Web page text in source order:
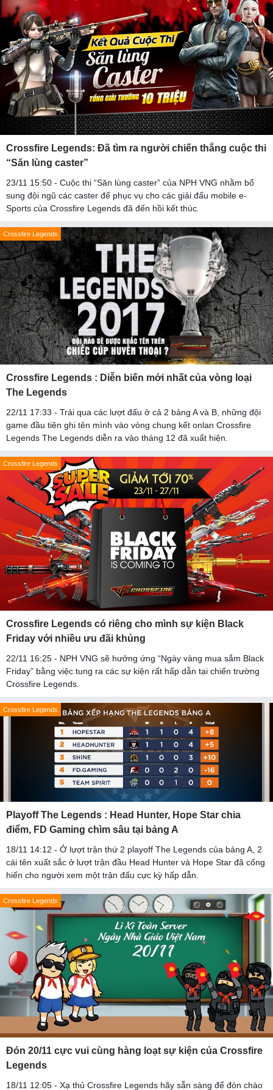
Crossfire Legends: Đã tìm ra người chiến thắng cuộc thi
“Săn lùng caster”
23/11 15:50 - Cuộc thi “Săn lùng caster” của NPH VNG nhằm bổ
sung đội ngũ các caster để phục vụ cho các giải đấu mobile e-
Sports của Crossfire Legends đã đến hồi kết thúc.
Crossfire Legends
Crossfire Legends : Diễn biến mới nhất của vòng loại
The Legends
22/11 17:33 - Trải qua các lượt đấu ở cả 2 bảng A và B, những đội
game đầu tiên ghi tên mình vào vòng chung kết onlan Crossfire
Legends The Legends diễn ra vào tháng 12 đã xuất hiện.
Crossfire Legends
Crossfire Legends có riêng cho mình sự kiện Black
Friday với nhiều ưu đãi khủng
22/11 16:25 - NPH VNG sẽ hưởng ứng “Ngày vàng mua sắm Black
Friday” bằng việc tung ra các sự kiện rất hấp dẫn tại chiến trường
Crossfire Legends.
Crossfire Legends
Playoff The Legends : Head Hunter, Hope Star chia
điểm, FD Gaming chìm sâu tại bảng A
18/11 14:12 - Ở lượt trận thứ 2 playoff The Legends của bảng A, 2
cái tên xuất sắc ở lượt trận đầu Head Hunter và Hope Star đã cống
hiến cho người xem một trận đấu cực kỳ hấp dẫn.
Crossfire Legends
Đón 20/11 cực vui cùng hàng loạt sự kiện của Crossfire
Legends
18/11 12:05 - Xạ thủ Crossfire Legends hãy sẵn sàng để đón chào